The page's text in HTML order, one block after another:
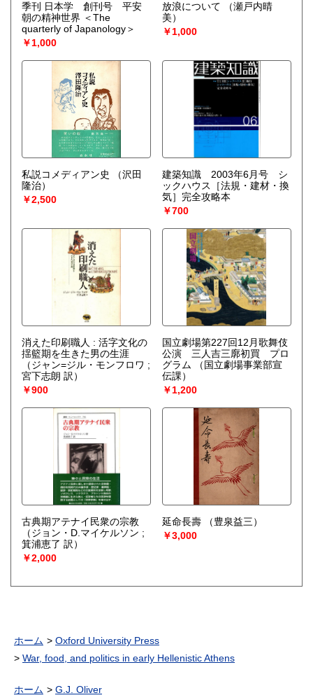
季刊 日本学 創刊号 平安
朝の精神世界 ＜The
quarterly of Japanology＞
￥1,000
放浪について
（瀬戸内晴
美）
￥1,000
私説コメディアン史
（沢田
隆治）
￥2,500
建築知識 2003年6月号 シ
ックハウス［法規・建材・換
気］完全攻略本
￥700
消えた印刷職人 : 活字文化の
揺籃期を生きた男の生涯
（ジャン=ジル・モンフロワ ;
宮下志朗 訳）
￥900
国立劇場第227回12月歌舞伎
公演 三人吉三廓初買 プロ
グラム
（国立劇場事業部宣
伝課）
￥1,200
古典期アテナイ民衆の宗教
（ジョン・D.マイケルソン ;
箕浦恵了 訳）
￥2,000
延命長壽
（豊泉益三）
￥3,000
ホーム
Oxford University Press
War, food, and politics in early Hellenistic Athens
ホーム G.J. Oliver